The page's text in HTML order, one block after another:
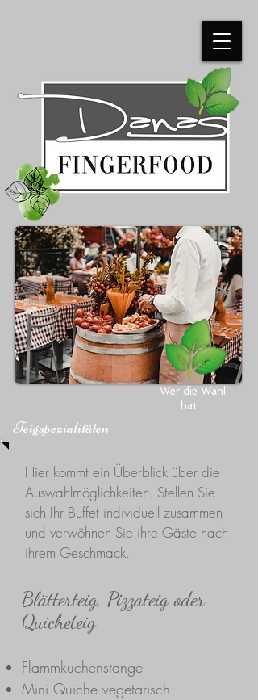
Teigspezialitäten
Wer die Wahl
hat...
Hier kommt ein Überblick über die
Auswahlmöglichkeiten. Stellen Sie
sich Ihr Buffet individuell zusammen
und verwöhnen Sie ihre Gäste nach
ihrem Geschmack.
Blätterteig, Pizzateig oder
Quicheteig
Flammkuchenstange
Mini Quiche vegetarisch